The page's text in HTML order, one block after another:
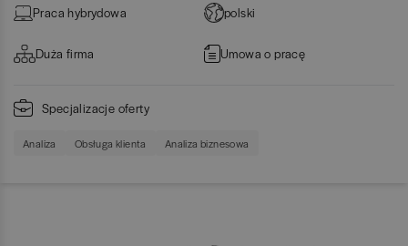
Praca hybrydowa polski
Duża firma Umowa o pracę
Specjalizacje oferty
Analiza Obsługa klienta Analiza biznesowa